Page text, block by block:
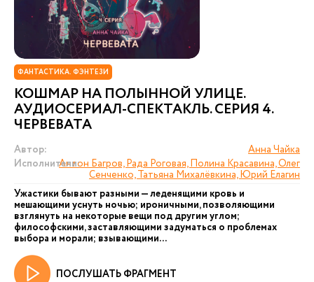
ФАНТАСТИКА. ФЭНТЕЗИ
КОШМАР НА ПОЛЫННОЙ УЛИЦЕ.
АУДИОСЕРИАЛ-СПЕКТАКЛЬ. СЕРИЯ 4.
ЧЕРВЕВАТА
Автор:
Анна Чайка
Исполнители:Антон Багров, Рада Роговая, Полина Красавина, Олег
Сенченко, Татьяна Михалёвкина, Юрий Елагин
Ужастики бывают разными — леденящими кровь и
мешающими уснуть ночью; ироничными, позволяющими
взглянуть на некоторые вещи под другим углом;
философскими, заставляющими задуматься о проблемах
выбора и морали; взывающими...
ПОСЛУШАТЬ ФРАГМЕНТ